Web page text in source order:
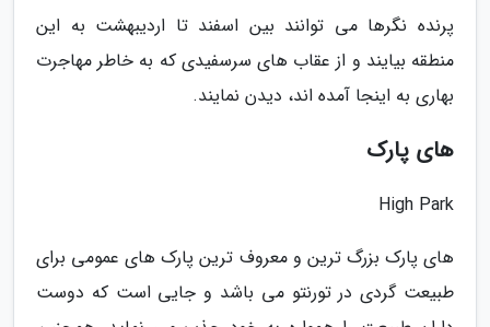
پرنده نگرها می توانند بین اسفند تا اردیبهشت به این
منطقه بیایند و از عقاب های سرسفیدی که به خاطر مهاجرت
بهاری به اینجا آمده اند، دیدن نمایند.
های پارک
High Park
های پارک بزرگ ترین و معروف ترین پارک های عمومی برای
طبیعت گردی در تورنتو می باشد و جایی است که دوست